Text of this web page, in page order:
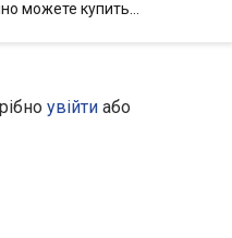
можете купить…
увійти або